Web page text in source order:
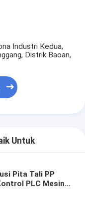
Industri Kedua,
Distrik Baoan,
Untuk
Pita Tali PP
PLC Mesin